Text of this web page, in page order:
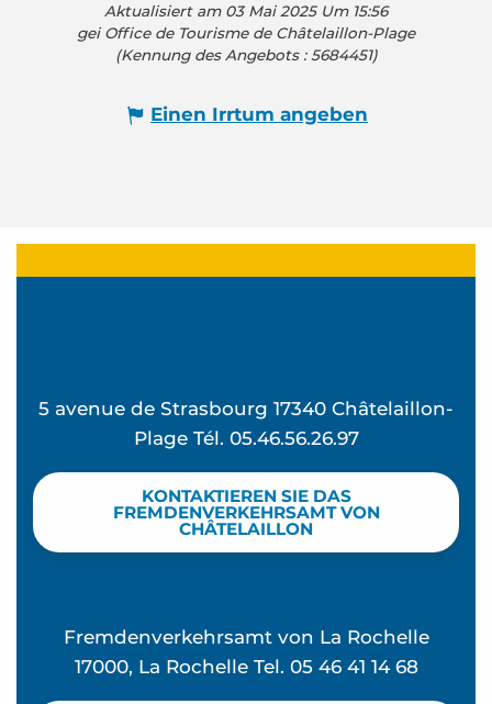
Aktualisiert am 03 Mai 2025 Um 15:56
gei Office de Tourisme de Châtelaillon-Plage
(Kennung des Angebots :5684451)
Einen Irrtum angeben
5 avenue de Strasbourg 17340 Châtelaillon-
Plage Tél. 05.46.56.26.97
KONTAKTIEREN SIE DAS
FREMDENVERKEHRSAMT VON
CHÂTELAILLON
Fremdenverkehrsamt von La Rochelle
17000, La Rochelle Tel. 05 46 41 14 68